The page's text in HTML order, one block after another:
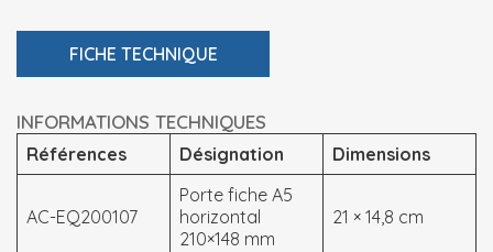
FICHE TECHNIQUE
INFORMATIONS TECHNIQUES
Références Désignation Dimensions
AC-EQ200107
Porte fiche A5
horizontal
210×148 mm
21 × 14,8 cm